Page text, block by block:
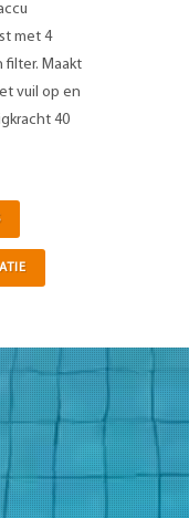
met 4
filter. Maakt
vuil op en
40